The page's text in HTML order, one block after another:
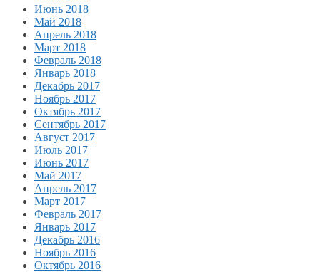
Июнь 2018
Май 2018
Апрель 2018
Март 2018
Февраль 2018
Январь 2018
Декабрь 2017
Ноябрь 2017
Октябрь 2017
Сентябрь 2017
Август 2017
Июль 2017
Июнь 2017
Май 2017
Апрель 2017
Март 2017
Февраль 2017
Январь 2017
Декабрь 2016
Ноябрь 2016
Октябрь 2016